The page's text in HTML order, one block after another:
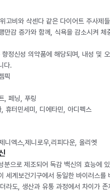
고비와 삭센다 같은 다이어트 주사제
감 증가와 함께, 식욕을 감소시켜 체
정신성 의약품에 해당되며, 내성 및
다.
픽
, 페닝, 푸링
터민세미, 디에타민, 아디펙스
엑스,제니로우,리피다운, 올리엣
분으로 제조되어 독감 백신의 효능에
세계보건기구에서 동일한 바이러스를
라도, 생산과 유통 과정에서 차이가 존